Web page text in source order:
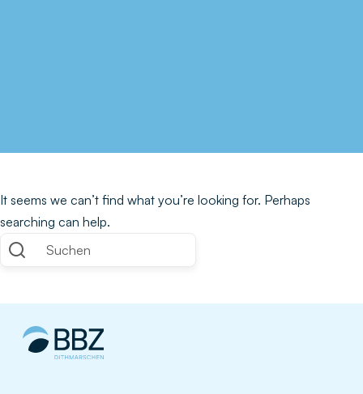
It seems we can’t find what you’re looking for. Perhaps
searching can help.
Suchen